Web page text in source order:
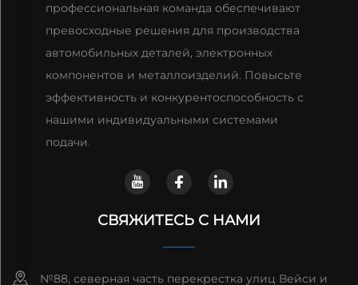
профессиональная команда обеспечивают
превосходные решения для производства
автомобильных деталей, электронных
компонентов и металлоизделий. Повысьте
эффективность и конкурентоспособность с
нашими индивидуальными системами
подачи.
СВЯЖИТЕСЬ С НАМИ
№88, северная часть перекрестка улиц Вейси и